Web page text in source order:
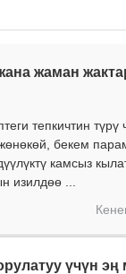
жаман
тепкичтин түрү
бекем
камсыз
изилдөө ...
үчүн